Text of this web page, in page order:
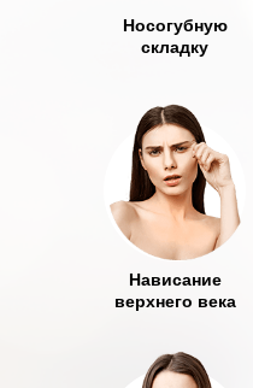
Носогубную
складку
Нависание
верхнего века